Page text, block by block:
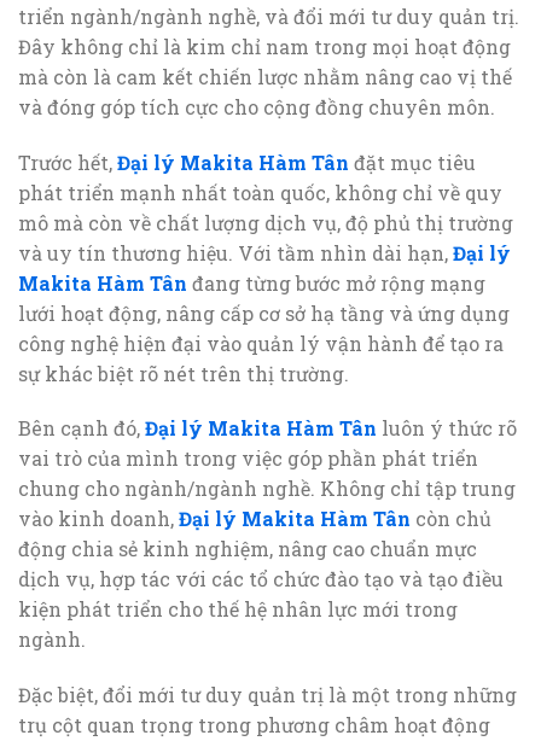
triển ngành/ngành nghề, và đổi mới tư duy quản trị.
Đây không chỉ là kim chỉ nam trong mọi hoạt động
mà còn là cam kết chiến lược nhằm nâng cao vị thế
và đóng góp tích cực cho cộng đồng chuyên môn.
Trước hết,Đại lý Makita Hàm Tân đặt mục tiêu
phát triển mạnh nhất toàn quốc, không chỉ về quy
mô mà còn về chất lượng dịch vụ, độ phủ thị trường
và uy tín thương hiệu. Với tầm nhìn dài hạn,Đại lý
Makita Hàm Tân đang từng bước mở rộng mạng
lưới hoạt động, nâng cấp cơ sở hạ tầng và ứng dụng
công nghệ hiện đại vào quản lý vận hành để tạo ra
sự khác biệt rõ nét trên thị trường.
Bên cạnh đó,Đại lý Makita Hàm Tân luôn ý thức rõ
vai trò của mình trong việc góp phần phát triển
chung cho ngành/ngành nghề. Không chỉ tập trung
vào kinh doanh,Đại lý Makita Hàm Tân còn chủ
động chia sẻ kinh nghiệm, nâng cao chuẩn mực
dịch vụ, hợp tác với các tổ chức đào tạo và tạo điều
kiện phát triển cho thế hệ nhân lực mới trong
ngành.
Đặc biệt, đổi mới tư duy quản trị là một trong những
trụ cột quan trọng trong phương châm hoạt động